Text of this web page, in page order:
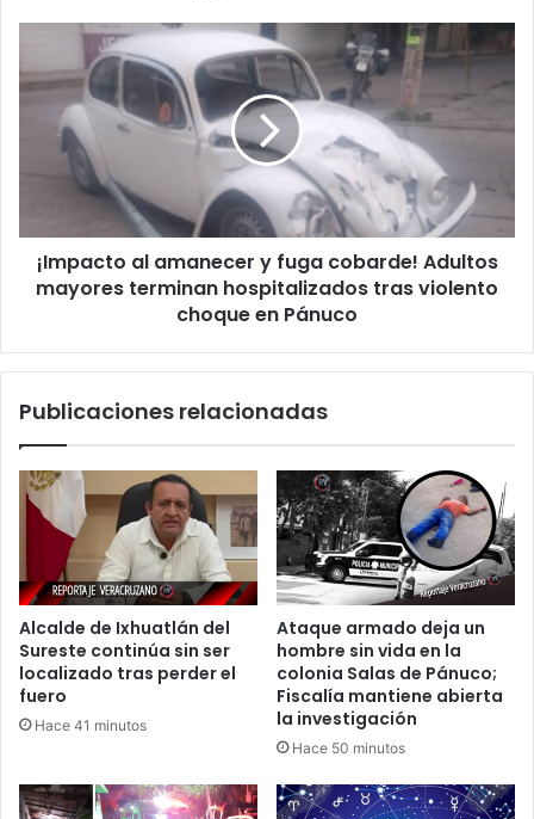
amanecer
cobarde!
terminan
hospitalizados
tras
en
¡Impacto al amanecer y fuga cobarde! Adultos
mayores terminan hospitalizados tras violento
choque en Pánuco
Publicaciones relacionadas
Alcalde de Ixhuatlán del
Sureste continúa sin ser
localizado tras perder el
fuero
Hace 41 minutos
Ataque armado deja un
hombre sin vida en la
colonia Salas de Pánuco;
Fiscalía mantiene abierta
la investigación
Hace 50 minutos